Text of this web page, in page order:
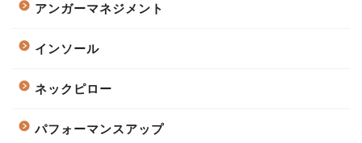
アンガーマネジメント
インソール
ネックピロー
パフォーマンスアップ